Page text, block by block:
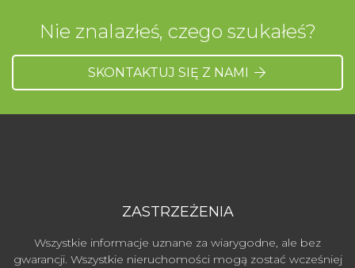
Nie znalazłeś, czego szukałeś?
SKONTAKTUJ SIĘ Z NAMI
ZASTRZEŻENIA
Wszystkie informacje uznane za wiarygodne, ale bez
gwarancji. Wszystkie nieruchomości mogą zostać wcześniej